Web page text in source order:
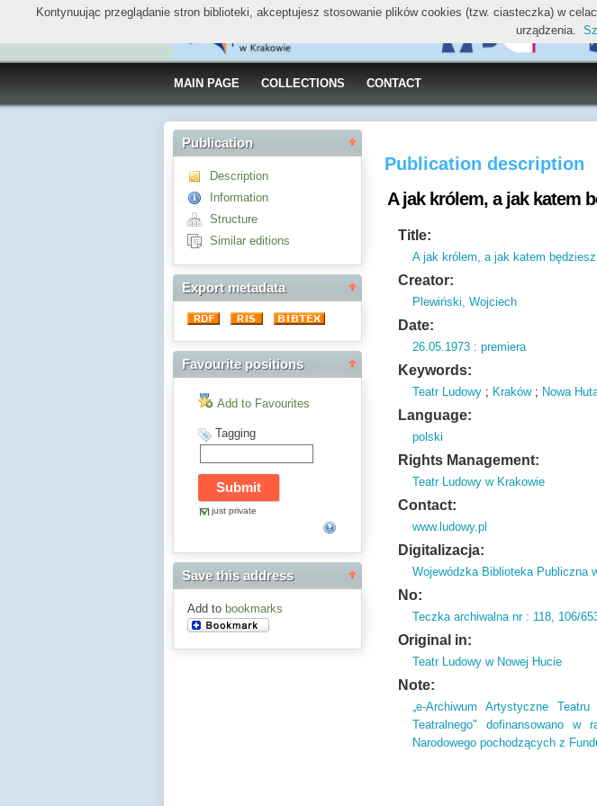
MAIN PAGE COLLECTIONS CONTACT
Publication
Description
Information
Structure
Similar editions
Export metadata
Favourite positions
Add to Favourites
Tagging
just private
Save this address
Add to bookmarks
Publication description
A jak królem, a jak katem
Title:
A jak królem, a jak katem
Creator:
Plewiński, Wojciech
Date:
26.05.1973 : premiera
Keywords:
Teatr Ludowy ; Kraków; Nowa
Language:
polski
Rights Management:
Teatr Ludowy w Krakowie
Contact:
www.ludowy.pl
Digitalizacja:
Wojewódzka Biblioteka Publiczna
No:
Teczka archiwalna nr : 118, 106/
Original in:
Teatr Ludowy w Nowej Hucie
Note:
„e-Archiwum Artystyczne
Teatralnego" dofinansowano w
Narodowego pochodzących z
Kontynuując przeglądanie stron biblioteki, akceptujesz stosowanie plików cookies (tzw. ciasteczka) w
urządzenia.